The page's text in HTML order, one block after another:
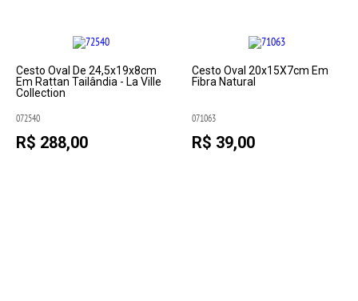
Cesto Oval De 24,5x19x8cm
Em Rattan Tailândia - La Ville
Collection
072540
R$ 288,00
Cesto Oval 20x15X7cm Em
Fibra Natural
071063
R$ 39,00